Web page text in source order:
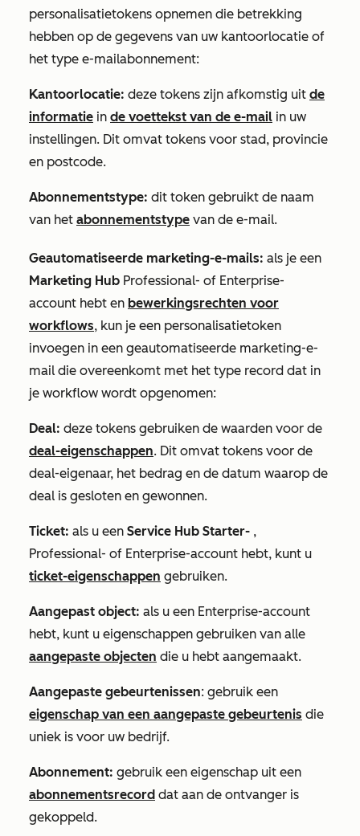
personalisatietokens opnemen die betrekking
hebben op de gegevens van uw kantoorlocatie of
het type e-mailabonnement:
Kantoorlocatie: deze tokens zijn afkomstig uit de
informatie in de voettekst van de e-mail in uw
instellingen. Dit omvat tokens voor stad, provincie
en postcode.
Abonnementstype: dit token gebruikt de naam
van het abonnementstype van de e-mail.
Geautomatiseerde marketing-e-mails: als je een
Marketing Hub Professional- of Enterprise-
account hebt en bewerkingsrechten voor
workflows, kun je een personalisatietoken
invoegen in een geautomatiseerde marketing-e-
mail die overeenkomt met het type record dat in
je workflow wordt opgenomen:
Deal: deze tokens gebruiken de waarden voor de
deal-eigenschappen. Dit omvat tokens voor de
deal-eigenaar, het bedrag en de datum waarop de
deal is gesloten en gewonnen.
Ticket: als u een Service Hub Starter- ,
Professional- of Enterprise-account hebt, kunt u
ticket-eigenschappen gebruiken.
Aangepast object: als u een Enterprise-account
hebt, kunt u eigenschappen gebruiken van alle
aangepaste objecten die u hebt aangemaakt.
Aangepaste gebeurtenissen: gebruik een
eigenschap van een aangepaste gebeurtenis die
uniek is voor uw bedrijf.
Abonnement: gebruik een eigenschap uit een
abonnementsrecord dat aan de ontvanger is
gekoppeld.